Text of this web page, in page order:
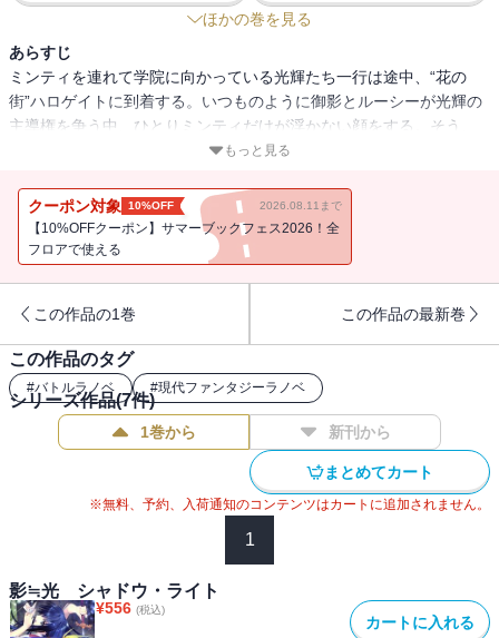
ほかの巻を見る
あらすじ
ミンティを連れて学院に向かっている光輝たち一行は途中、“花の
街”ハロゲイトに到着する。いつものように御影とルーシーが光輝の
主導権を争う中、ひとりミンティだけが浮かない顔をする。そう、
ハロゲイトはミンティにとって忘れられない街だった――。ひとつ
った三者のわだかまりを陰陽師の双子の姉弟が解きほぐ
す・・・・・・。
もっと見る
クーポン対象 10%OFF 2026.08.11まで
【10%OFFクーポン】サマーブックフェス2026！全
フロアで使える
この作品の1巻 この作品の最新巻
この作品のタグ
#バトルラノベ #現代ファンタジーラノベ
シリーズ作品(7件)
1巻から 新刊から
まとめてカート
※無料、予約、入荷通知のコンテンツはカートに追加されません。
1
影≒光 シャドウ・ライト
¥556 (税込)
カートに入れる